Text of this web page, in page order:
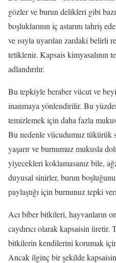
gözler ve burun delikleri gibi
boşluklarının iç astarını tahriş
ve ısıyla uyarılan zardaki belirli
tetiklenir. Kapsais kimyasalının
adlandırılır.
Bu tepkiyle beraber vücut ve
inanmaya yönlendirilir. Bu
temizlemek için daha fazla
Bu nedenle vücudumuz tükürük
yaşarır ve burnumuz mukusla
yiyecekleri koklamasanız bile,
duyusal sinirler, burun
paylaştığı için burnunuz tepki
Acı biber bitkileri, hayvanların
caydırıcı olarak kapsaisin
bitkilerin kendilerini korumak için
Ancak ilginç bir şekilde